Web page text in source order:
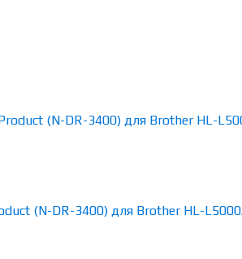
(N-DR-3400) для Brother HL-